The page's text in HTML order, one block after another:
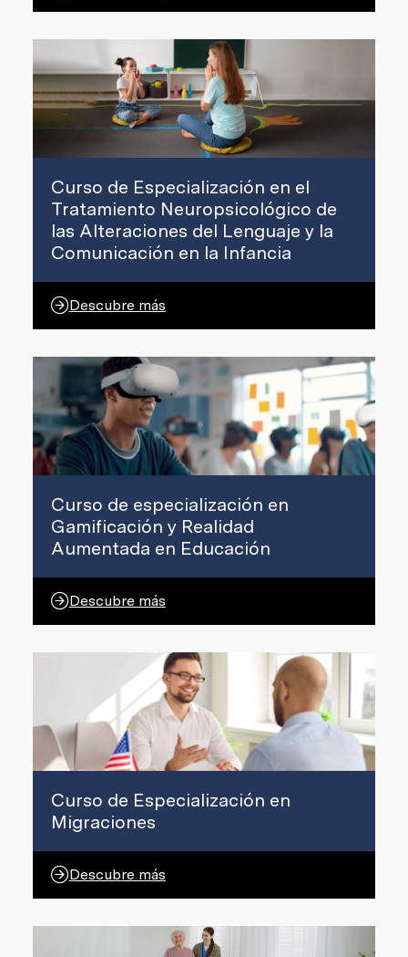
Curso de Especialización en el
Tratamiento Neuropsicológico de
las Alteraciones del Lenguaje y la
Comunicación en la Infancia
Descubre más
Curso de especialización en
Gamificación y Realidad
Aumentada en Educación
Descubre más
Curso de Especialización en
Migraciones
Descubre más